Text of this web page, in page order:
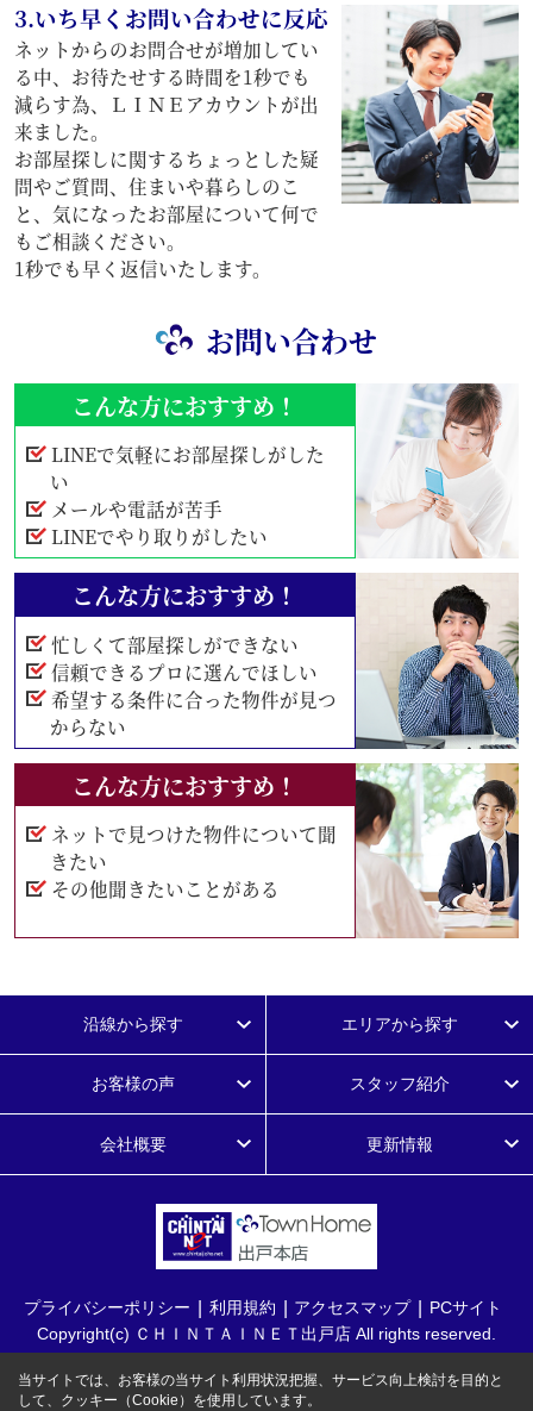
3.いち早くお問い合わせに反応
ネットからのお問合せが増加してい
る中、お待たせする時間を1秒でも
減らす為、ＬＩＮＥアカウントが出
来ました。
お部屋探しに関するちょっとした疑
問やご質問、住まいや暮らしのこ
と、気になったお部屋について何で
もご相談ください。
1秒でも早く返信いたします。
お問い合わせ
こんな方におすすめ！
LINEで気軽にお部屋探しがした
い
メールや電話が苦手
LINEでやり取りがしたい
こんな方におすすめ！
忙しくて部屋探しができない
信頼できるプロに選んでほしい
希望する条件に合った物件が見つ
からない
こんな方におすすめ！
ネットで見つけた物件について聞
きたい
その他聞きたいことがある
沿線から探す エリアから探す
お客様の声 スタッフ紹介
会社概要 更新情報
プライバシーポリシー 利用規約 アクセスマップ
PCサイト
Copyright(c) ＣＨＩＮＴＡＩＮＥＴ出戸店 All rights reserved.
当サイトでは、お客様の当サイト利用状況把握、サービス向上検討を目的と
して、クッキー（Cookie）を使用しています。